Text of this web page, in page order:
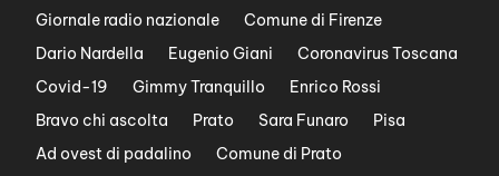
Giornale radio nazionale
Comune di Firenze
Dario Nardella
Eugenio Giani
Coronavirus Toscana
Covid-19
Gimmy Tranquillo
Enrico Rossi
Bravo chi ascolta
Prato Sara Funaro
Pisa
Ad ovest di padalino
Comune di Prato